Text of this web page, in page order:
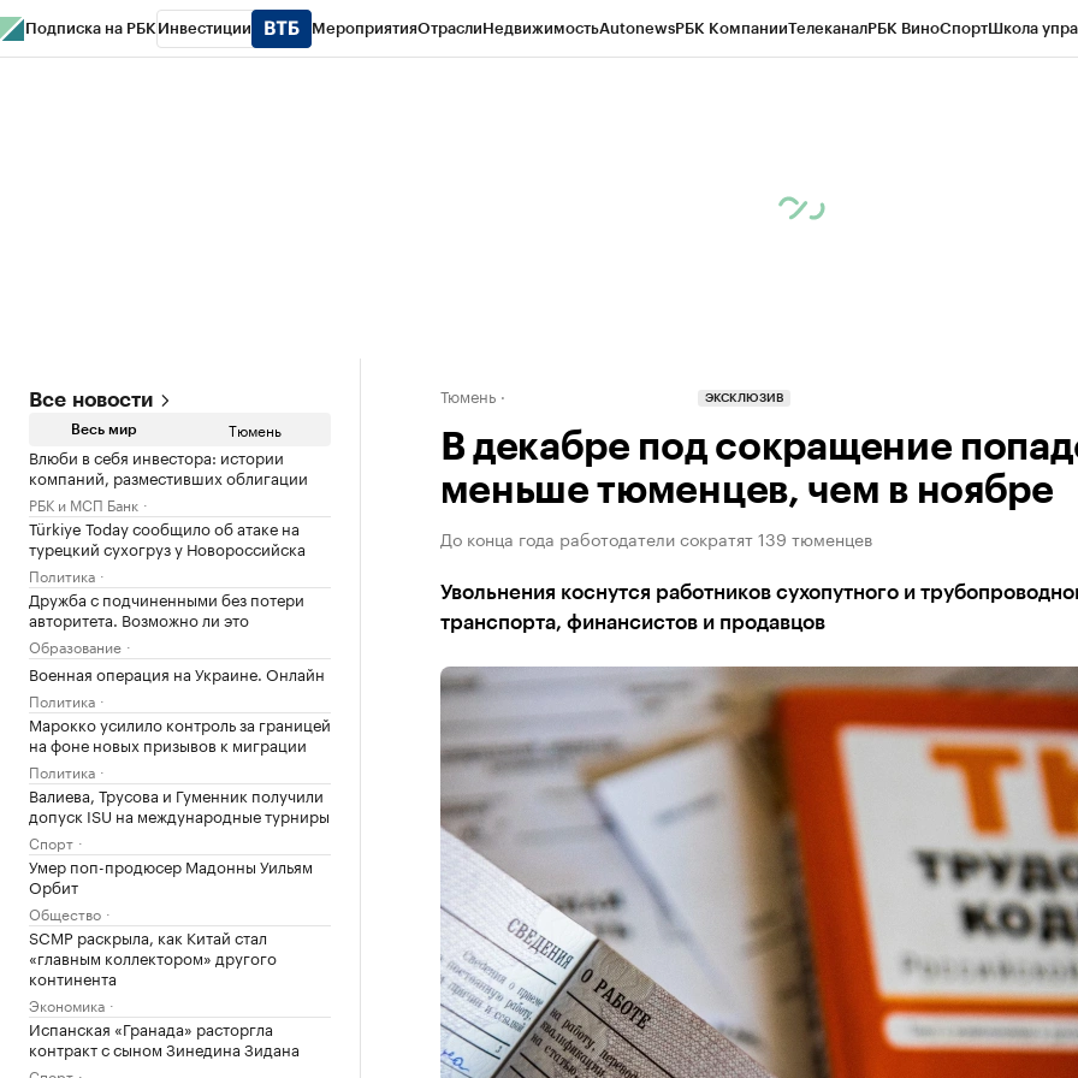
Подписка на РБК Инвестиции МероприятияОтраслиНедвижимостьAutonewsРБК КомпанииТелеканалРБК ВиноСпортШкола
Все новости
Весь мир Тюмень
Влюби в себя инвестора: истории
компаний, разместивших облигации
РБК и МСП Банк
Türkiye Today сообщило об атаке на
турецкий сухогруз у Новороссийска
Политика
Дружба с подчиненными без потери
авторитета. Возможно ли это
Образование
Военная операция на Украине. Онлайн
Политика
Марокко усилило контроль за границей
на фоне новых призывов к миграции
Политика
Валиева, Трусова и Гуменник получили
допуск ISU на международные турниры
Спорт
Умер поп-продюсер Мадонны Уильям
Орбит
Общество
SCMP раскрыла, как Китай стал
«главным коллектором» другого
континента
Экономика
Испанская «Гранада» расторгла
контракт с сыном Зинедина Зидана
Тюмень ЭКСКЛЮЗИВ
В декабре под сокращение
меньше тюменцев, чем в ноябре
До конца года работодатели сократят 139 тюменцев
Увольнения коснутся работников сухопутного и
транспорта, финансистов и продавцов